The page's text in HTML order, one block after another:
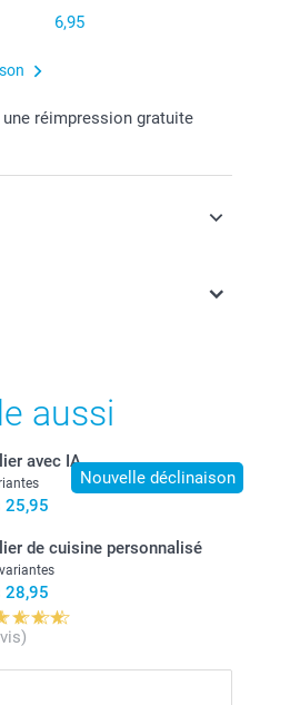
6,95
une réimpression gratuite
incluse et hors frais de
aussi
Nouvelle déclinaison
avec IA
25,95
de cuisine personnalisé
28,95